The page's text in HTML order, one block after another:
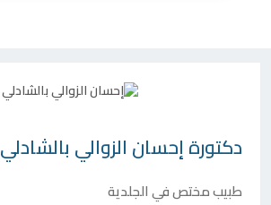
دكتورةإحسان الزوالي بالشادلي
طبيب مختص في الجلدية